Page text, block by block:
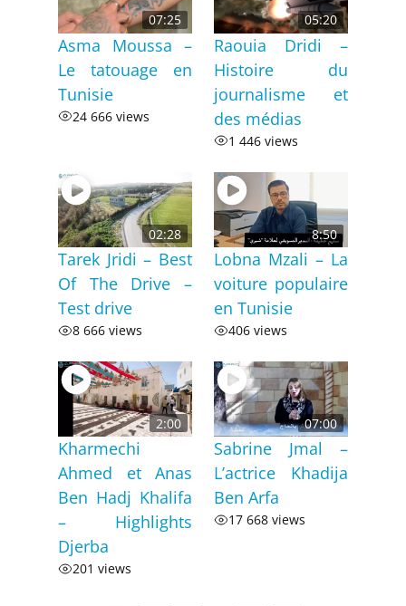
07:25
Asma Moussa –
Le tatouage en
Tunisie
24 666 views
05:20
Raouia Dridi –
Histoire du
journalisme et
des médias
1 446 views
02:28
Tarek Jridi – Best
Of The Drive –
Test drive
8 666 views
8:50
Lobna Mzali – La
voiture populaire
en Tunisie
406 views
2:00
Kharmechi
Ahmed et Anas
Ben Hadj Khalifa
– Highlights
Djerba
201 views
07:00
Sabrine Jmal –
L’actrice Khadija
Ben Arfa
17 668 views